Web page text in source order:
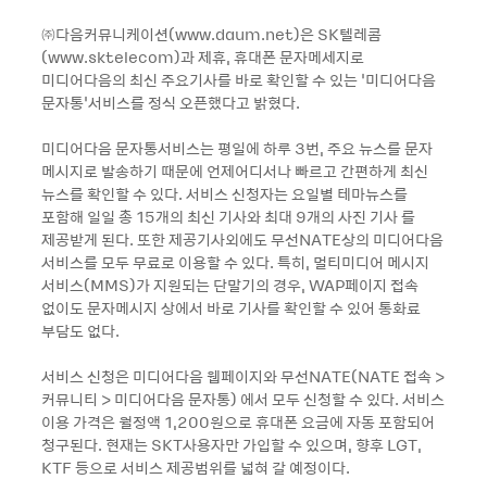
㈜다음커뮤니케이션(www.daum.net)은 SK텔레콤
(www.sktelecom)과 제휴, 휴대폰 문자메세지로
미디어다음의 최신 주요기사를 바로 확인할 수 있는 ‘미디어다음
문자통’서비스를 정식 오픈했다고 밝혔다.
미디어다음 문자통서비스는 평일에 하루 3번, 주요 뉴스를 문자
메시지로 발송하기 때문에 언제어디서나 빠르고 간편하게 최신
뉴스를 확인할 수 있다. 서비스 신청자는 요일별 테마뉴스를
포함해 일일 총 15개의 최신 기사와 최대 9개의 사진 기사 를
제공받게 된다. 또한 제공기사외에도 무선NATE상의 미디어다음
서비스를 모두 무료로 이용할 수 있다. 특히, 멀티미디어 메시지
서비스(MMS)가 지원되는 단말기의 경우, WAP페이지 접속
없이도 문자메시지 상에서 바로 기사를 확인할 수 있어 통화료
부담도 없다.
서비스 신청은 미디어다음 웹페이지와 무선NATE(NATE 접속 >
커뮤니티 > 미디어다음 문자통) 에서 모두 신청할 수 있다. 서비스
이용 가격은 월정액 1,200원으로 휴대폰 요금에 자동 포함되어
청구된다. 현재는 SKT사용자만 가입할 수 있으며, 향후 LGT,
KTF 등으로 서비스 제공범위를 넓혀 갈 예정이다.